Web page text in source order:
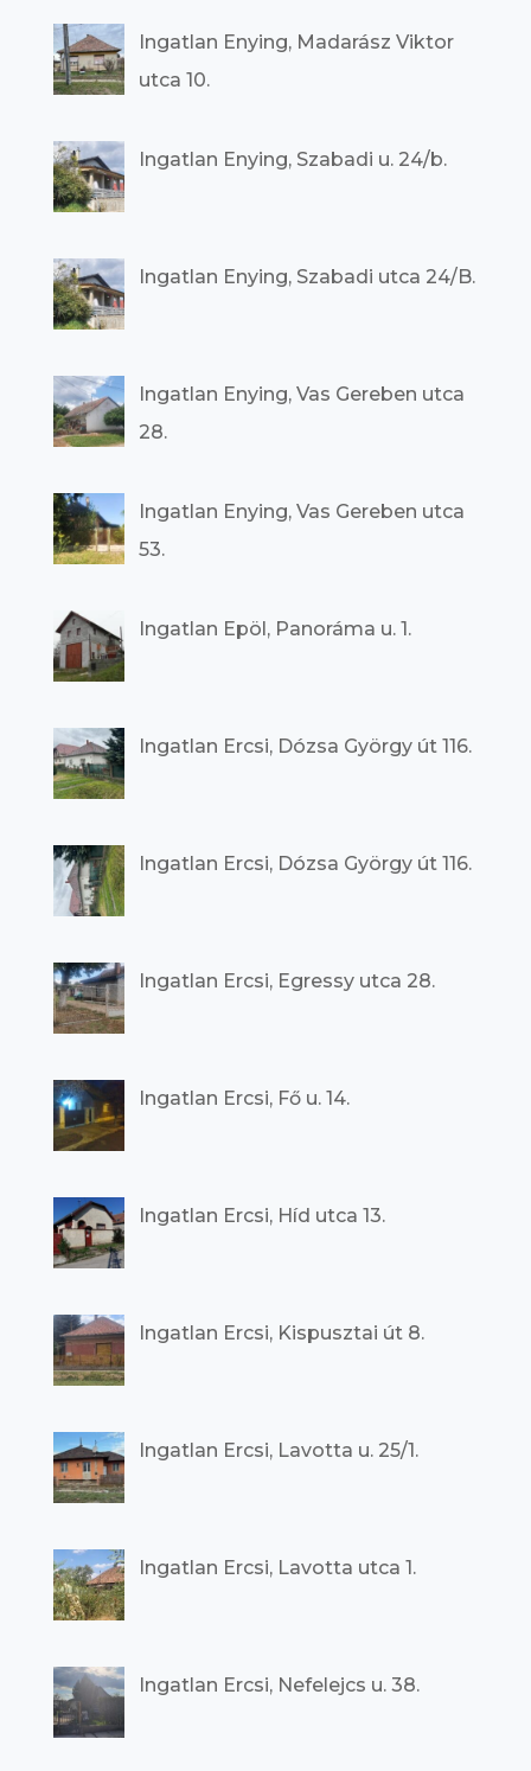
Ingatlan Enying, Madarász Viktor
utca 10.
Ingatlan Enying, Szabadi u. 24/b.
Ingatlan Enying, Szabadi utca 24/B.
Ingatlan Enying, Vas Gereben utca
28.
Ingatlan Enying, Vas Gereben utca
53.
Ingatlan Epöl, Panoráma u. 1.
Ingatlan Ercsi, Dózsa György út 116.
Ingatlan Ercsi, Dózsa György út 116.
Ingatlan Ercsi, Egressy utca 28.
Ingatlan Ercsi, Fő u. 14.
Ingatlan Ercsi, Híd utca 13.
Ingatlan Ercsi, Kispusztai út 8.
Ingatlan Ercsi, Lavotta u. 25/1.
Ingatlan Ercsi, Lavotta utca 1.
Ingatlan Ercsi, Nefelejcs u. 38.